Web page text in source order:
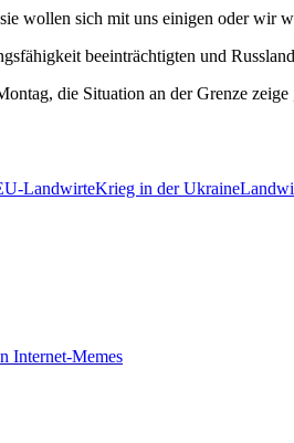
wollen sich mit uns einigen oder wir
beeinträchtigten und
die Situation an der Grenze
LandwirteKrieg in der Ukraine
Internet-Memes